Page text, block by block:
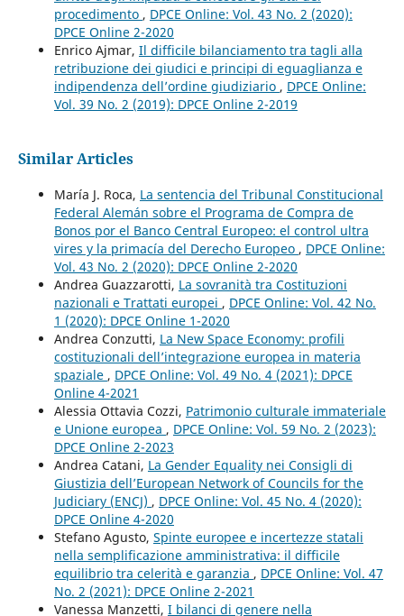
procedimento , DPCE Online: Vol. 43 No. 2 (2020):
DPCE Online 2-2020
Enrico Ajmar, Il difficile bilanciamento tra tagli alla
retribuzione dei giudici e principi di eguaglianza e
indipendenza dell’ordine giudiziario , DPCE Online:
Vol. 39 No. 2 (2019): DPCE Online 2-2019
Similar Articles
María J. Roca, La sentencia del Tribunal Constitucional
Federal Alemán sobre el Programa de Compra de
Bonos por el Banco Central Europeo: el control ultra
vires y la primacía del Derecho Europeo , DPCE Online:
Vol. 43 No. 2 (2020): DPCE Online 2-2020
Andrea Guazzarotti, La sovranità tra Costituzioni
nazionali e Trattati europei , DPCE Online: Vol. 42 No.
1 (2020): DPCE Online 1-2020
Andrea Conzutti, La New Space Economy: profili
costituzionali dell’integrazione europea in materia
spaziale , DPCE Online: Vol. 49 No. 4 (2021): DPCE
Online 4-2021
Alessia Ottavia Cozzi, Patrimonio culturale immateriale
e Unione europea , DPCE Online: Vol. 59 No. 2 (2023):
DPCE Online 2-2023
Andrea Catani, La Gender Equality nei Consigli di
Giustizia dell’European Network of Councils for the
Judiciary (ENCJ) , DPCE Online: Vol. 45 No. 4 (2020):
DPCE Online 4-2020
Stefano Agusto, Spinte europee e incertezze statali
nella semplificazione amministrativa: il difficile
equilibrio tra celerità e garanzia , DPCE Online: Vol. 47
No. 2 (2021): DPCE Online 2-2021
Vanessa Manzetti, I bilanci di genere nella